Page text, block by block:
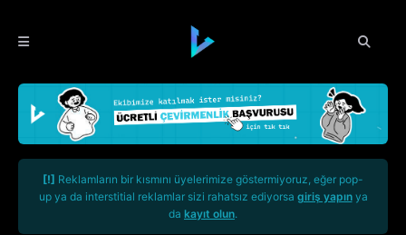
[!] Reklamların bir kısmını üyelerimize göstermiyoruz, eğer pop-
up ya da interstitial reklamlar sizi rahatsız ediyorsa giriş yapınya
da kayıt olun.